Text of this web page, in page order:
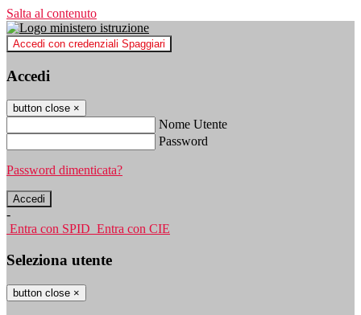
Salta al contenuto
Accedi con credenziali Spaggiari
Accedi
button close ×
Nome Utente
Password
Password dimenticata?
-
Entra con SPID Entra con CIE
Seleziona utente
button close ×